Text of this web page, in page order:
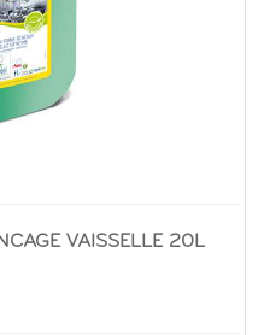
VAISSELLE 20L